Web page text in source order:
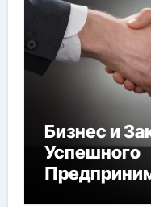
Бизнес и
Успешного